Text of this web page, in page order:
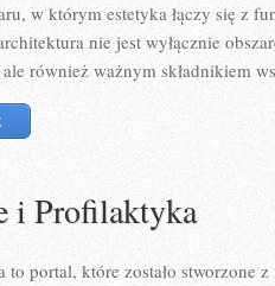
w którym estetyka łączy się z
nie jest wyłącznie
również ważnym składnikiem
i Profilaktyka
to portal, które zostało stworzone